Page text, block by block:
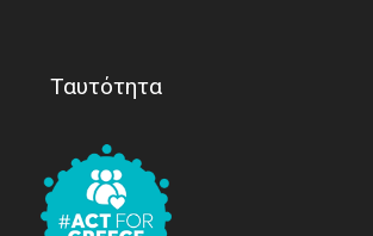
Ταυτότητα